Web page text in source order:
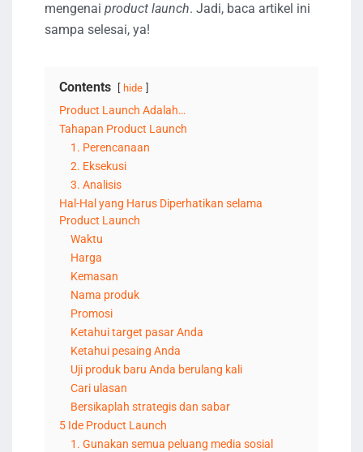
mengenai product launch. Jadi, baca artikel ini
sampa selesai, ya!
Contents hide
Product Launch Adalah…
Tahapan Product Launch
1. Perencanaan
2. Eksekusi
3. Analisis
Hal-Hal yang Harus Diperhatikan selama
Product Launch
Waktu
Harga
Kemasan
Nama produk
Promosi
Ketahui target pasar Anda
Ketahui pesaing Anda
Uji produk baru Anda berulang kali
Cari ulasan
Bersikaplah strategis dan sabar
5 Ide Product Launch
1. Gunakan semua peluang media sosial